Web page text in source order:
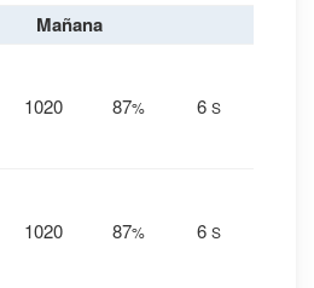
Mañana
1020 87% 6 S
1020 87% 6 S